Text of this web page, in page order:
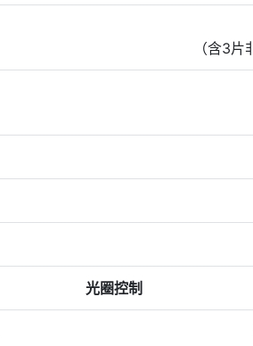
（含3
光圈控制